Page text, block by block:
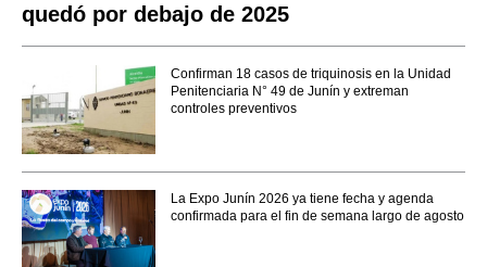
quedó por debajo de 2025
Confirman 18 casos de triquinosis en la Unidad
Penitenciaria N° 49 de Junín y extreman
controles preventivos
La Expo Junín 2026 ya tiene fecha y agenda
confirmada para el fin de semana largo de agosto